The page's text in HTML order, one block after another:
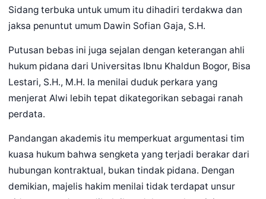
Sidang terbuka untuk umum itu dihadiri terdakwa dan
jaksa penuntut umum Dawin Sofian Gaja, S.H.
Putusan bebas ini juga sejalan dengan keterangan ahli
hukum pidana dari Universitas Ibnu Khaldun Bogor, Bisa
Lestari, S.H., M.H. Ia menilai duduk perkara yang
menjerat Alwi lebih tepat dikategorikan sebagai ranah
perdata.
Pandangan akademis itu memperkuat argumentasi tim
kuasa hukum bahwa sengketa yang terjadi berakar dari
hubungan kontraktual, bukan tindak pidana. Dengan
demikian, majelis hakim menilai tidak terdapat unsur